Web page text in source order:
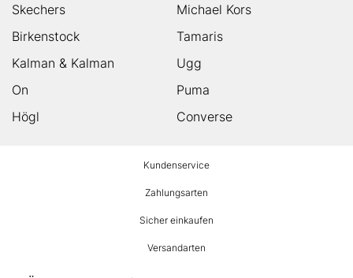
Skechers
Michael Kors
Birkenstock
Tamaris
Kalman & Kalman
Ugg
On
Puma
Högl
Converse
Kundenservice
Zahlungsarten
Sicher einkaufen
Versandarten